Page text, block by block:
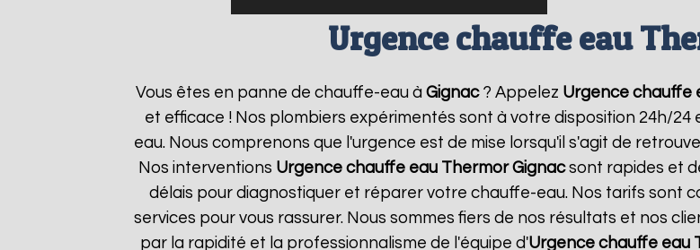
Urgence chauffe eau
Vous êtes en panne de chauffe-eau à Gignac? Appelez Urgence chauffe
et efficace ! Nos plombiers expérimentés sont à votre disposition 24h/
eau. Nous comprenons que l'urgence est de mise lorsqu'il s'agit de
Nos interventions Urgence chauffe eau Thermor Gignacsont rapides et
délais pour diagnostiquer et réparer votre chauffe-eau. Nos tarifs sont
services pour vous rassurer. Nous sommes fiers de nos résultats et nos
par la rapidité et la professionnalisme de l'équipe d'Urgence chauffe eau